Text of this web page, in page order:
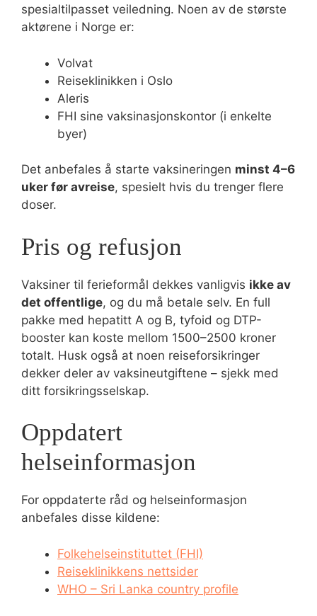
spesialtilpasset veiledning. Noen av de største
aktørene i Norge er:
Volvat
Reiseklinikken i Oslo
Aleris
FHI sine vaksinasjonskontor (i enkelte
byer)
Det anbefales å starte vaksineringen minst 4–6
uker før avreise, spesielt hvis du trenger flere
doser.
Pris og refusjon
Vaksiner til ferieformål dekkes vanligvis ikke av
det offentlige, og du må betale selv. En full
pakke med hepatitt A og B, tyfoid og DTP-
booster kan koste mellom 1500–2500 kroner
totalt. Husk også at noen reiseforsikringer
dekker deler av vaksineutgiftene – sjekk med
ditt forsikringsselskap.
Oppdatert
helseinformasjon
For oppdaterte råd og helseinformasjon
anbefales disse kildene:
Folkehelseinstituttet (FHI)
Reiseklinikkens nettsider
WHO – Sri Lanka country profile